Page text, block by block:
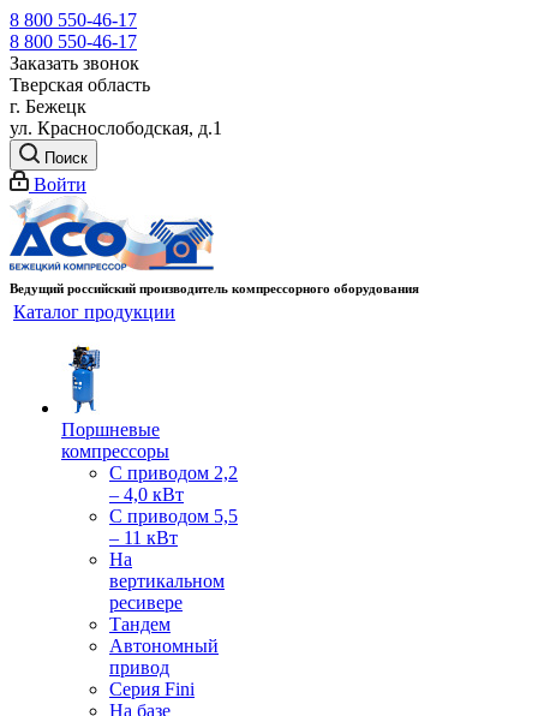
8 800 550-46-17
8 800 550-46-17
Заказать звонок
Тверская область
г. Бежецк
ул. Краснослободская, д.1
Поиск
Войти
Ведущий российский производитель компрессорного оборудования
Каталог продукции
Поршневые
компрессоры
С приводом 2,2
– 4,0 кВт
С приводом 5,5
– 11 кВт
На
вертикальном
ресивере
Тандем
Автономный
привод
Серия Fini
На базе